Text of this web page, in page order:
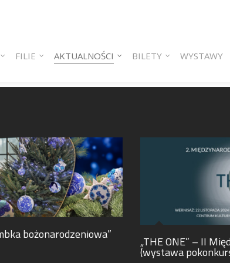
FILIE AKTUALNOŚCI BILETY WYSTAWY
bożonarodzeniowa” „THE ONE” – II
(wystawa